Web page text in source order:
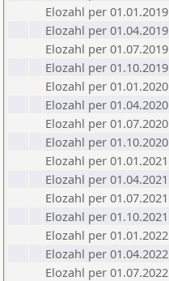
Elozahl per 01.01.2019
Elozahl per 01.04.2019
Elozahl per 01.07.2019
Elozahl per 01.10.2019
Elozahl per 01.01.2020
Elozahl per 01.04.2020
Elozahl per 01.07.2020
Elozahl per 01.10.2020
Elozahl per 01.01.2021
Elozahl per 01.04.2021
Elozahl per 01.07.2021
Elozahl per 01.10.2021
Elozahl per 01.01.2022
Elozahl per 01.04.2022
Elozahl per 01.07.2022